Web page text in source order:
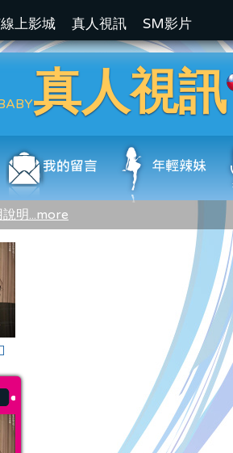
上影城 真人視訊 SM影片
真人視訊
明...more